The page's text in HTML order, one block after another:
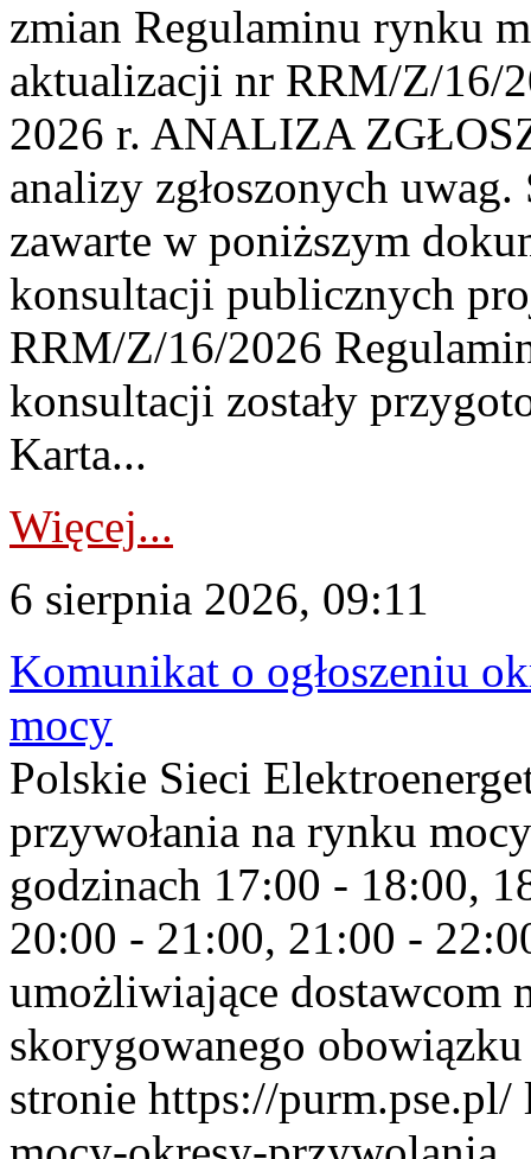
zmian Regulaminu rynku
aktualizacji nr RRM/Z/16/
2026 r. ANALIZA
analizy zgłoszonych
zawarte w poniższym
konsultacji publicznych
RRM/Z/16/2026
konsultacji zostały
Karta...
Więcej...
6 sierpnia 2026, 09:11
Komunikat o ogłoszeniu
mocy
Polskie Sieci
przywołania na rynku
godzinach 17:00 - 18:00,
20:00 - 21:00, 21:00 -
umożliwiające dostawcom
skorygowanego
stronie https://